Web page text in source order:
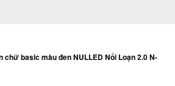
chữ basic màu đen NULLED Nổi Loạn 2.0 N-